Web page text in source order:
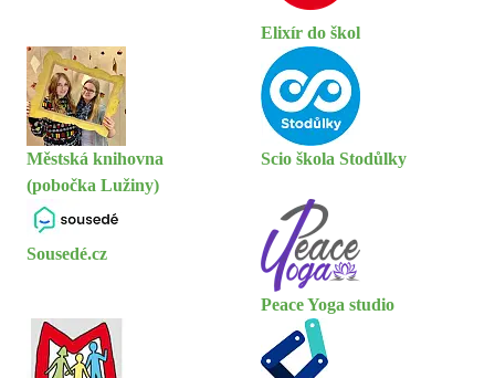
Elixír do škol
Městská knihovna
(pobočka Lužiny)
Scio škola Stodůlky
Sousedé.cz
Peace Yoga studio